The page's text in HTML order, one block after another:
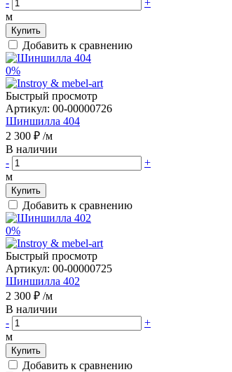
м
Купить
Добавить к сравнению
0%
Быстрый просмотр
Артикул: 00-00000726
Шиншилла 404
2 300 ₽ /м
В наличии
-
+
м
Купить
Добавить к сравнению
0%
Быстрый просмотр
Артикул: 00-00000725
Шиншилла 402
2 300 ₽ /м
В наличии
-
+
м
Купить
Добавить к сравнению